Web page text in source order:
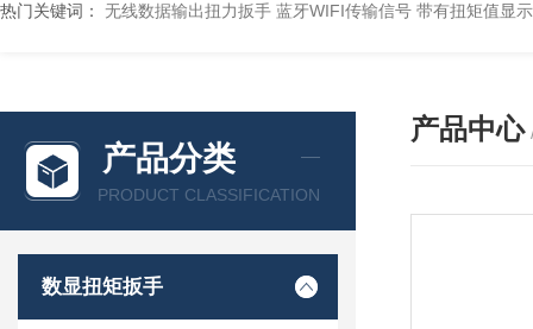
热门关键词： 无线数据输出扭力扳手 蓝牙WIFI传输信号 带有扭矩值显
产品分类
PRODUCT CLASSIFICATION
数显扭矩扳手
产品中心